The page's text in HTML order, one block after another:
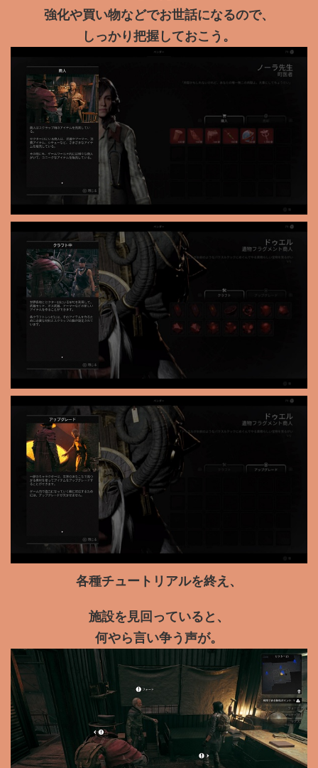
強化や買い物などでお世話になるので、
しっかり把握しておこう。
各種チュートリアルを終え、
施設を見回っていると、
何やら言い争う声が。